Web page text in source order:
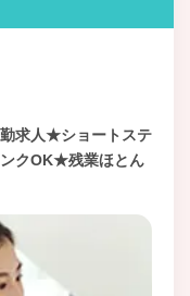
勤求人★ショートステ
クOK★残業ほとん